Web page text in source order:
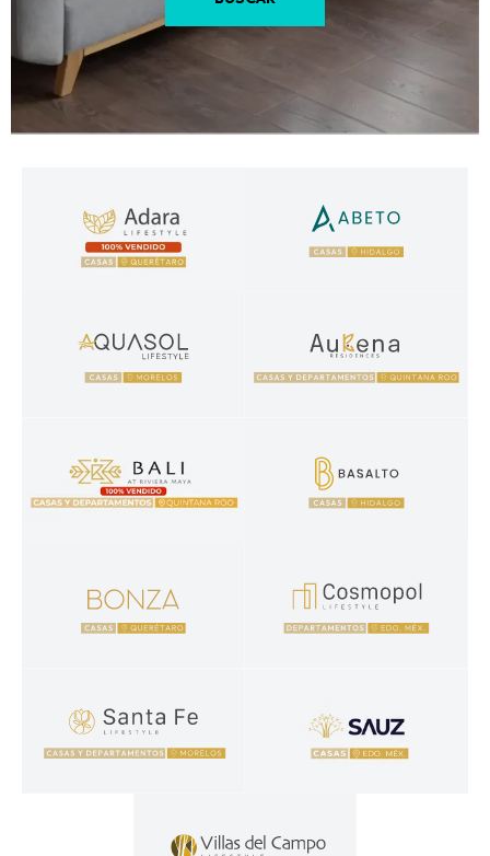
Adara Lifestyle
Casas en venta en Querétaro
Abeto
Aquasol Lifestyle
Casas en venta en Morelos
Aukena
Bali
Casa y departamentos en venta en Playa del Carmen
Basalto
Casas en venta en Pachuca
Bonza
Cosmopol Lifestyle
Santa Fe Lifestyle
Casas y departamentos en venta en Morelos
Sauz
Casas en venta en Estado de
Villas del Campo